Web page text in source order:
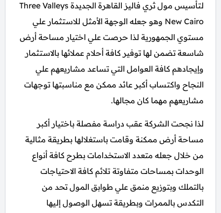
لتأسيس مول ثري فاليز القاهرة الجديدة Three Valleys
New Cairo وهو جعله الوجهة الأمثل للاستثمار علي
مستوي الجمهورية لذا حرصت علي اختيار مساحة أرض
شاسعة تضمن لها توفير كافة أحلام عملائها بالاستثمار
وإيجادهم كافة العوامل التي تساعد مشاريعهم علي
النجاح واكتساب أكبر عائد ممكن مع مناسبتها توجهات
مشاريعهم مهما كان مجالها.
لذا نجحت الشركة عقب دراسة مفصلة باختيار أكبر
مساحة أرض ممكنة وقامت باستغلالها بطريقة مثالية
من خلال جعله متعدد الاستخدامات بطرح كافة أنواع
الوحدات بمساحات متفاوتة تلائم كافة الاحتياجات
بالتملك وبتوزيع منمق علي طوابق المول تحد من
التكدس بالممرات وبطريقة تسهل الوصول إليها